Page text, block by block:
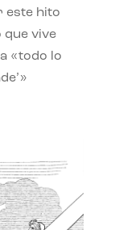
este hito
que vive
«todo lo